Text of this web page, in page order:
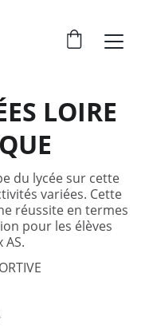
LOIRE
du lycée sur cette
variées. Cette
réussite en termes
pour les élèves